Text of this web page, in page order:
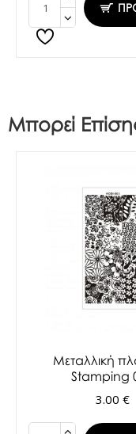
Μπορεί
Μεταλλική
Stamping
3.00 €